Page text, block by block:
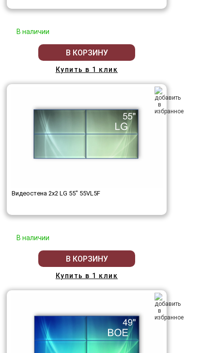
В наличии
В КОРЗИНУ
Купить в 1 клик
Видеостена 2x2 LG 55" 55VL5F
В наличии
В КОРЗИНУ
Купить в 1 клик